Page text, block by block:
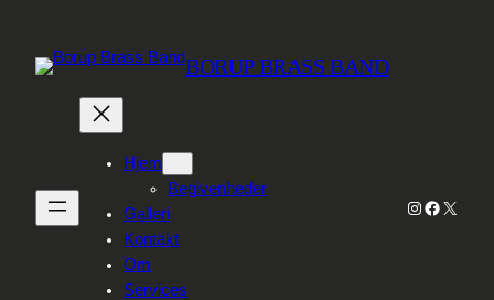
indhold
BORUP BRASS BAND
Hjem
Begivenheder
Galleri
Kontakt
Om
Services
Instagram
X